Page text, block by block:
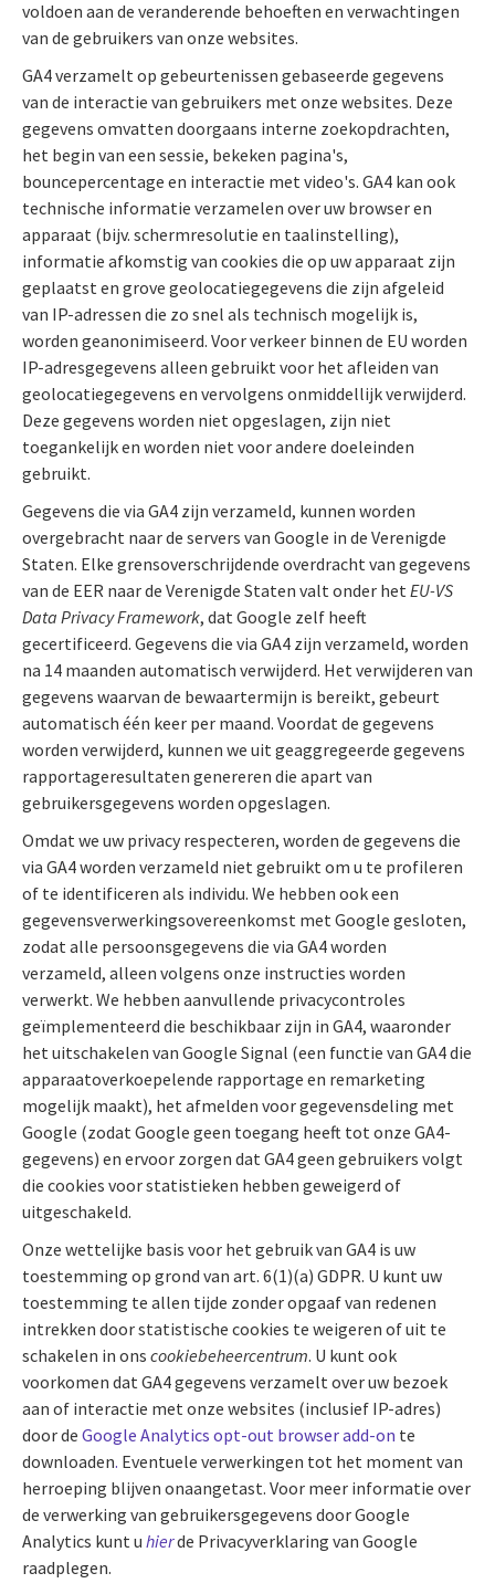
voldoen aan de veranderende behoeften en verwachtingen
van de gebruikers van onze websites.
GA4 verzamelt op gebeurtenissen gebaseerde gegevens
van de interactie van gebruikers met onze websites. Deze
gegevens omvatten doorgaans interne zoekopdrachten,
het begin van een sessie, bekeken pagina's,
bouncepercentage en interactie met video's. GA4 kan ook
technische informatie verzamelen over uw browser en
apparaat (bijv. schermresolutie en taalinstelling),
informatie afkomstig van cookies die op uw apparaat zijn
geplaatst en grove geolocatiegegevens die zijn afgeleid
van IP-adressen die zo snel als technisch mogelijk is,
worden geanonimiseerd. Voor verkeer binnen de EU worden
IP-adresgegevens alleen gebruikt voor het afleiden van
geolocatiegegevens en vervolgens onmiddellijk verwijderd.
Deze gegevens worden niet opgeslagen, zijn niet
toegankelijk en worden niet voor andere doeleinden
gebruikt.
Gegevens die via GA4 zijn verzameld, kunnen worden
overgebracht naar de servers van Google in de Verenigde
Staten. Elke grensoverschrijdende overdracht van gegevens
van de EER naar de Verenigde Staten valt onder het EU-VS
Data Privacy Framework, dat Google zelf heeft
gecertificeerd. Gegevens die via GA4 zijn verzameld, worden
na 14 maanden automatisch verwijderd. Het verwijderen van
gegevens waarvan de bewaartermijn is bereikt, gebeurt
automatisch één keer per maand. Voordat de gegevens
worden verwijderd, kunnen we uit geaggregeerde gegevens
rapportageresultaten genereren die apart van
gebruikersgegevens worden opgeslagen.
Omdat we uw privacy respecteren, worden de gegevens die
via GA4 worden verzameld niet gebruikt om u te profileren
of te identificeren als individu. We hebben ook een
gegevensverwerkingsovereenkomst met Google gesloten,
zodat alle persoonsgegevens die via GA4 worden
verzameld, alleen volgens onze instructies worden
verwerkt. We hebben aanvullende privacycontroles
geïmplementeerd die beschikbaar zijn in GA4, waaronder
het uitschakelen van Google Signal (een functie van GA4 die
apparaatoverkoepelende rapportage en remarketing
mogelijk maakt), het afmelden voor gegevensdeling met
Google (zodat Google geen toegang heeft tot onze GA4-
gegevens) en ervoor zorgen dat GA4 geen gebruikers volgt
die cookies voor statistieken hebben geweigerd of
uitgeschakeld.
Onze wettelijke basis voor het gebruik van GA4 is uw
toestemming op grond van art. 6(1)(a) GDPR. U kunt uw
toestemming te allen tijde zonder opgaaf van redenen
intrekken door statistische cookies te weigeren of uit te
schakelen in ons cookiebeheercentrum. U kunt ook
voorkomen dat GA4 gegevens verzamelt over uw bezoek
aan of interactie met onze websites (inclusief IP-adres)
door de Google Analytics opt-out browser add-on te
downloaden. Eventuele verwerkingen tot het moment van
herroeping blijven onaangetast. Voor meer informatie over
de verwerking van gebruikersgegevens door Google
Analytics kunt u hierde Privacyverklaring van Google
raadplegen.